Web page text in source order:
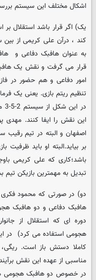
اشکال مختلف این سیستم
کند ، درآن علی کریمی از
به عنوان هافبک دفاعی و
قرار می گرفت و نقش یک
امور دفاعی و هم حضور در
تنظیم ریتم بازی. یعنی یک
این نقش را ایفا کنند. مهدی
اصفهان و البته در تیم رقیب
بر بیاید.البته او باید
باشد؛کاری که علی کریمی
تبدیل به مهمترین بازیکن تیم
دو) در صورتی که محمود
هافبک دفاعی و دو هافبک
دوره ای که استقلال از
هجومی استفاده می کرد) در
کاملا دستش باز است.
مناسبی از عهده این نقش
در خصوص دو هافبک هجومی